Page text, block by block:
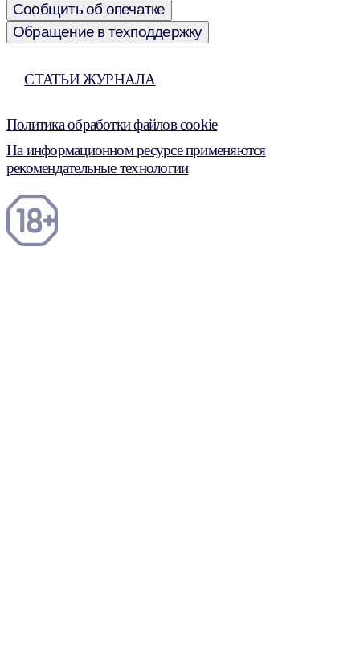
Сообщить об опечатке
Обращение в техподдержку
СТАТЬИ ЖУРНАЛА
Политика обработки файлов cookie
На информационном ресурсе применяются
рекомендательные технологии